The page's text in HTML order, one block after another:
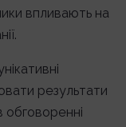
впливають на
результати
обговоренні